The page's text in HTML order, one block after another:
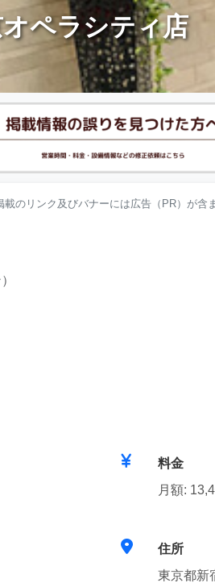
ペラシティ店
載のリンク及びバナーには広告（PR）が含
料金
月額:
住所
東京都新